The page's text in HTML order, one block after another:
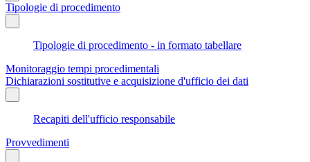
Tipologie di procedimento
Tipologie di procedimento - in formato tabellare
Monitoraggio tempi procedimentali
Dichiarazioni sostitutive e acquisizione d'ufficio dei dati
Recapiti dell'ufficio responsabile
Provvedimenti